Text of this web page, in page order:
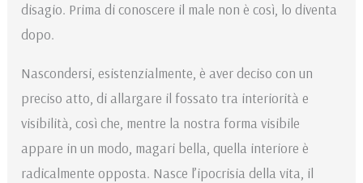
disagio. Prima di conoscere il male non è così, lo diventa
dopo.
Nascondersi, esistenzialmente, è aver deciso con un
preciso atto, di allargare il fossato tra interiorità e
visibilità, così che, mentre la nostra forma visibile
appare in un modo, magari bella, quella interiore è
radicalmente opposta. Nasce l’ipocrisia della vita, il